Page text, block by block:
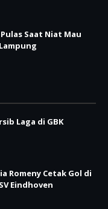
Saat Niat Mau
Laga di GBK
Romeny Cetak Gol di
Eindhoven